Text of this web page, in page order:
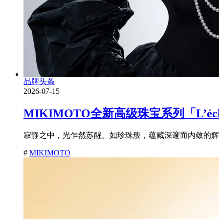
品牌头条
2026-07-15
MIKIMOTO全新高级珠宝系列「
寂静之中，光乍然苏醒。如珍珠般，蕴藏深邃而内敛的
# MIKIMOTO